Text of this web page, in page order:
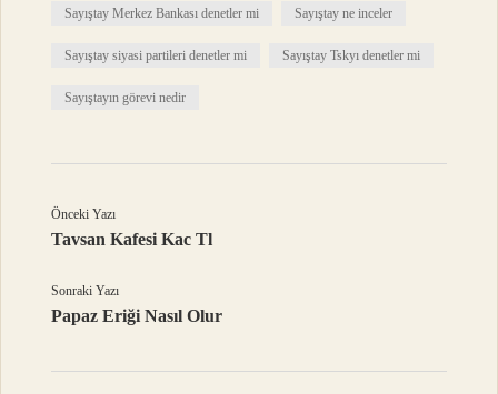
Sayıştay Merkez Bankası denetler mi Sayıştay ne inceler
Sayıştay siyasi partileri denetler mi Sayıştay Tskyı denetler mi
Sayıştayın görevi nedir
Önceki Yazı
Tavsan Kafesi Kac Tl
Sonraki Yazı
Papaz Eriği Nasıl Olur